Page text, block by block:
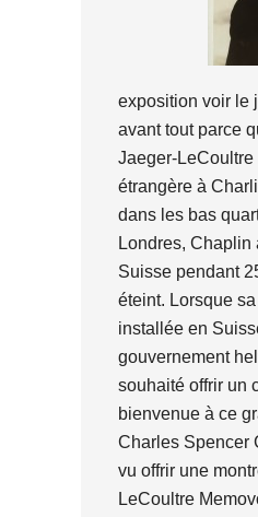
exposition voir le
avant tout parce
Jaeger-LeCoultre
étrangère à
dans les bas
Londres, Chaplin
Suisse pendant
éteint. Lorsque
installée en
gouvernement
souhaité offrir un
bienvenue à ce
Charles Spencer
vu offrir une
LeCoultre